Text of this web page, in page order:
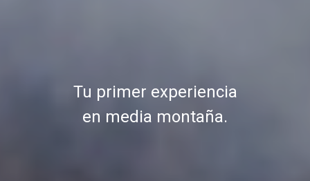
Tu primer experiencia
en media montaña.